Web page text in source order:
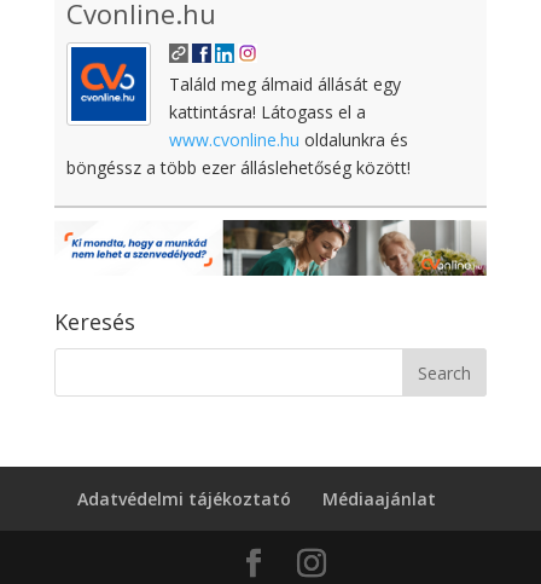
Cvonline.hu
Találd meg álmaid állását egy
kattintásra! Látogass el a
www.cvonline.hu oldalunkra és
böngéssz a több ezer álláslehetőség között!
Keresés
Adatvédelmi tájékoztató Médiaajánlat